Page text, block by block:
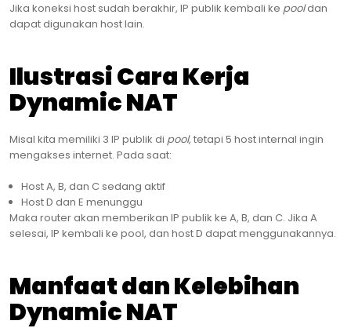
Jika koneksi host sudah berakhir, IP publik kembali ke pooldan
dapat digunakan host lain.
Ilustrasi Cara Kerja
Dynamic NAT
Misal kita memiliki 3 IP publik di pool, tetapi 5 host internal ingin
mengakses internet. Pada saat:
Host A, B, dan C sedang aktif
Host D dan E menunggu
Maka router akan memberikan IP publik ke A, B, dan C. Jika A
selesai, IP kembali ke pool, dan host D dapat menggunakannya.
Manfaat dan Kelebihan
Dynamic NAT